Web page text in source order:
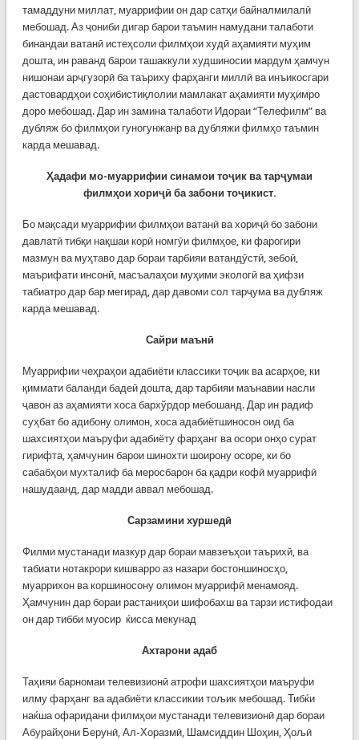
тамаддуни миллат, муаррифии он дар сатҳи байналмилалӣ
мебошад. Аз ҷониби дигар барои таъмин намудани талаботи
бинандаи ватанӣ истеҳсоли филмҳои худӣ аҳамияти муҳим
дошта, ин раванд барои ташаккули худшиносии мардум ҳамчун
нишонаи арҷгузорӣ ба таъриху фарҳанги миллӣ ва инъикосгари
дастовардҳои соҳибистиқлолии мамлакат аҳамияти муҳимро
доро мебошад. Дар ин замина талаботи Идораи “Телефилм” ва
дубляж бо филмҳои гуногунжанр ва дубляжи филмҳо таъмин
карда мешавад.
Ҳадафи мо-муаррифии синамои тоҷик ва тарҷумаи
филмҳои хориҷӣ ба забони тоҷикист.
Бо мақсади муаррифии филмҳои ватанӣ ва хориҷӣ бо забони
давлатӣ тибқи нақшаи корӣ номгӯи филмҳое, ки фарогири
мазмун ва муҳтаво дар бораи тарбияи ватандӯстӣ, зебоӣ,
маърифати инсонӣ, масъалаҳои муҳими экологӣ ва ҳифзи
табиатро дар бар мегирад, дар давоми сол тарҷума ва дубляж
карда мешавад.
Сайри маънӣ
Муаррифии чеҳраҳои адабиёти классики тоҷик ва асарҳое, ки
қиммати баланди бадеӣ дошта, дар тарбияи маънавии насли
ҷавон аз аҳамияти хоса бархўрдор мебошанд. Дар ин радиф
суҳбат бо адибону олимон, хоса адабиётшиносон оид ба
шахсиятҳои маъруфи адабиёту фарҳанг ва осори онҳо сурат
гирифта, ҳамчунин барои шинохти шоирону осоре, ки бо
сабабҳои мухталиф ба меросбарон ба қадри кофӣ муаррифӣ
нашудаанд, дар мадди аввал мебошад.
Сарзамини хуршедӣ
Филми мустанади мазкур дар бораи мавзеъҳои таърихӣ, ва
табиати нотакрори кишварро аз назари бостоншиносҳо,
муаррихон ва коршиносону олимон муаррифӣ менамояд.
Ҳамчунин дар бораи растаниҳои шифобахш ва тарзи истифодаи
он дар тибби муосир ќисса мекунад
Ахтарони адаб
Таҳияи барномаи телевизионӣ атрофи шахсиятҳои маъруфи
илму фарҳанг ва адабиёти классикии тољик мебошад. Тибќи
наќша офаридани филмҳои мустанади телевизионӣ дар бораи
Абурайҳони Берунӣ, Ал-Хоразмӣ, Шамсиддин Шоҳин, Ҳољӣ